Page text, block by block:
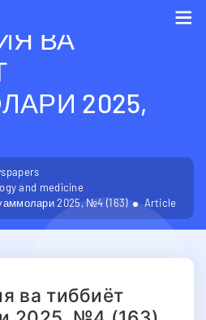
ВА
2025,
and medicine
2025, №4 (163)
Article
ва тиббиёт